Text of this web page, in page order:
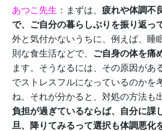
あつこ先生 ：まずは、 疲れや体調不
で、ご自分の暮らしぶりを振り返っ
外と気付かないうちに、例えば、睡
則な食生活などで、 ご自身の体を痛
ます。そうなるには、その原因があ
でストレスフルになっているのかを
ね。それが分かると、対処の方法も
負担が過ぎているならば、自分に課
旦、降りてみるって選択も体調悪化